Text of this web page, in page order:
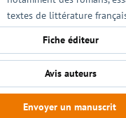
textes de littérature
Fiche éditeur
Avis auteurs
Envoyer un manuscrit